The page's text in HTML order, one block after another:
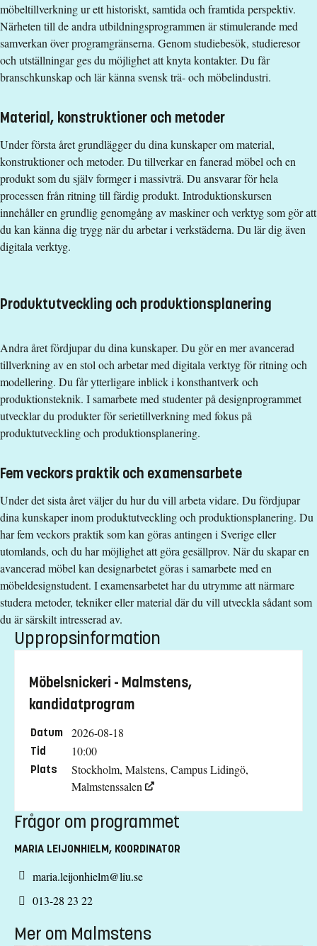
Förkunskapskrav
Grundläggande behörighet på grundnivå.
Dokumenterad konstnärlig och teknisk förmåga.
Ingen antagning via betyg eller högskoleprov.
Ansökningsinformation om det alternativa urvalet finns längre
ner på denna sida.
Examen
Kandidatexamen med huvudområde Möbelsnickeri
Studieavgift
Utbildnings- och programplan
möbeltillverkning ur ett historiskt, samtida och framtida perspektiv.
Närheten till de andra utbildningsprogrammen är stimulerande med
samverkan över programgränserna. Genom studiebesök, studieresor
och utställningar ges du möjlighet att knyta kontakter. Du får
branschkunskap och lär känna svensk trä- och möbelindustri.
Material, konstruktioner och metoder
Under första året grundlägger du dina kunskaper om material,
konstruktioner och metoder. Du tillverkar en fanerad möbel och en
produkt som du själv formger i massivträ. Du ansvarar för hela
processen från ritning till färdig produkt. Introduktionskursen
innehåller en grundlig genomgång av maskiner och verktyg som gör att
du kan känna dig trygg när du arbetar i verkstäderna. Du lär dig även
digitala verktyg.
Produktutveckling och produktionsplanering
Andra året fördjupar du dina kunskaper. Du gör en mer avancerad
tillverkning av en stol och arbetar med digitala verktyg för ritning och
modellering. Du får ytterligare inblick i konsthantverk och
produktionsteknik. I samarbete med studenter på designprogrammet
utvecklar du produkter för serietillverkning med fokus på
produktutveckling och produktionsplanering.
Fem veckors praktik och examensarbete
Under det sista året väljer du hur du vill arbeta vidare. Du fördjupar
dina kunskaper inom produktutveckling och produktionsplanering. Du
har fem veckors praktik som kan göras antingen i Sverige eller
utomlands, och du har möjlighet att göra gesällprov. När du skapar en
avancerad möbel kan designarbetet göras i samarbete med en
möbeldesignstudent. I examensarbetet har du utrymme att närmare
studera metoder, tekniker eller material där du vill utveckla sådant som
du är särskilt intresserad av.
Uppropsinformation
Möbelsnickeri - Malmstens,
kandidatprogram
Datum 2026-08-18
Tid 10:00
Plats
Stockholm, Malstens, Campus Lidingö,
Malmstenssalen
Frågor om programmet
MARIA LEIJONHIELM, KOORDINATOR
maria.leijonhielm@liu.se
013-28 23 22
Mer om Malmstens